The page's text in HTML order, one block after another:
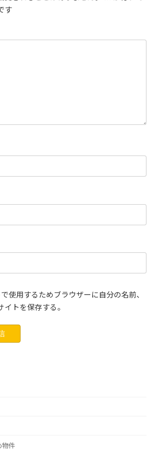
す
使用するためブラウザーに自分の名前、
イトを保存する。
物件